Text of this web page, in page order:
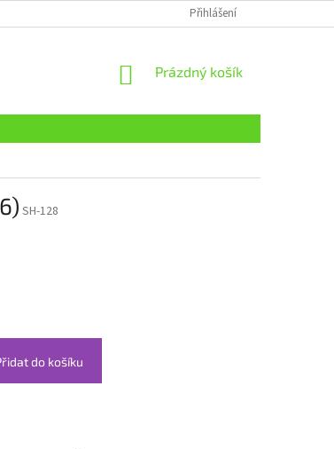
Přihlášení
NÁKUPNÍ
Prázdný košík
SH-128
do košíku